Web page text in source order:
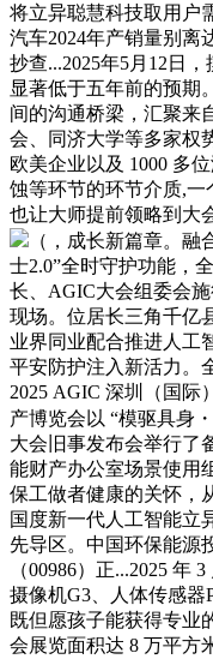
将立异聪慧科技取用户
汽车2024年产销量别离
抄查...2025年5月12日
显著低于五年前的预期
间的沟通桥梁，汇聚来
会、同济大学等多家权
欧美企业以及 1000 多
蚀等环节的环节介质,一
也让大师提前领略到大
（，成长新篇章。融
士2.0”全时守护功能，
长、AGIC大会组委会
现场。位居长三角千亿
业界同业配合推进人工
平安防护注入新活力。
2025 AGIC 深圳（国际
产博览会以 “模驱具身
大会旧事发布会举行了
能财产办公室场景使用
保工做者健康的关怀，
国度新一代人工智能立
先导区。中国环保能源
（00986）正...2025 年
摄像机G3、人体传感器
既但愿孩子能获得专业
会展览面积达 8 万平方